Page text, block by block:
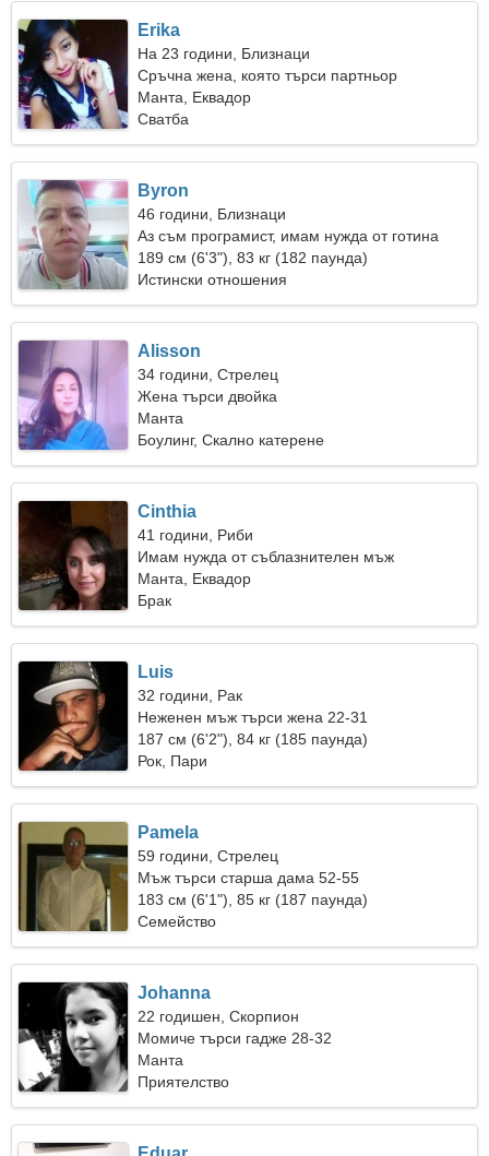
Erika
На 23 години, Близнаци
Сръчна жена, която търси партньор
Mанта, Еквадор
Сватба
Byron
46 години, Близнаци
Аз съм програмист, имам нужда от готина
жена
189 см (6'3"), 83 кг (182 паунда)
Истински отношения
Alisson
34 години, Стрелец
Жена търси двойка
Mанта
Боулинг, Скално катерене
Cinthia
41 години, Риби
Имам нужда от съблазнителен мъж
Mанта, Еквадор
Брак
Luis
32 години, Рак
Неженен мъж търси жена 22-31
187 см (6'2"), 84 кг (185 паунда)
Рок, Пари
Pamela
59 години, Стрелец
Мъж търси старша дама 52-55
183 см (6'1"), 85 кг (187 паунда)
Семейство
Johanna
22 годишен, Скорпион
Момиче търси гадже 28-32
Mанта
Приятелство